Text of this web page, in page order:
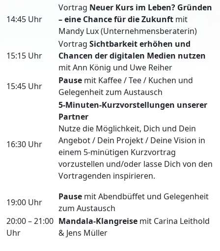
14:45 Uhr
Vortrag Neuer Kurs im Leben? Gründen
– eine Chance für die Zukunft mit
Mandy Lux (Unternehmensberaterin)
15:15 Uhr
Vortrag Sichtbarkeit erhöhen und
Chancen der digitalen Medien nutzen
mit Ann König und Uwe Reiher
15:45 Uhr
Pause mit Kaffee / Tee / Kuchen und
Gelegenheit zum Austausch
16:30 Uhr
5-Minuten-Kurzvorstellungen unserer
Partner
Nutze die Möglichkeit, Dich und Dein
Angebot / Dein Projekt / Deine Vision in
einem 5-minütigen Kurzvortrag
vorzustellen und/oder lasse Dich von den
Vortragenden inspirieren.
19:00 Uhr
Pause mit Abendbüffet und Gelegenheit
zum Austausch
20:00 – 21:00
Uhr
Mandala-Klangreise mit Carina Leithold
& Jens Müller